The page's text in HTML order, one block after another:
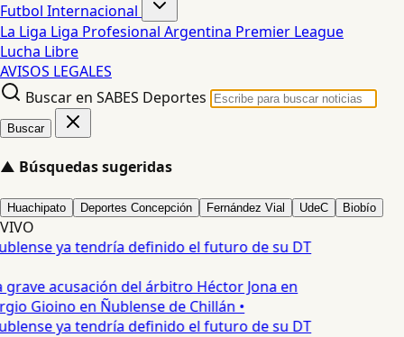
Futbol Internacional
La Liga Liga Profesional Argentina Premier League
Lucha Libre
AVISOS LEGALES
Buscar en SABES Deportes
Buscar
▲ Búsquedas sugeridas
Huachipato Deportes Concepción Fernández Vial UdeC Biobío
VIVO
ya tendría definido el futuro de su DT
grave acusación del árbitro Héctor Jona en
Gioino en Ñublense de Chillán •
ya tendría definido el futuro de su DT